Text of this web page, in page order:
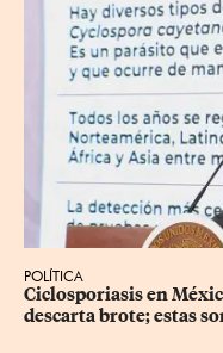
POLÍTICA
Ciclosporiasis en
descarta brote; estas